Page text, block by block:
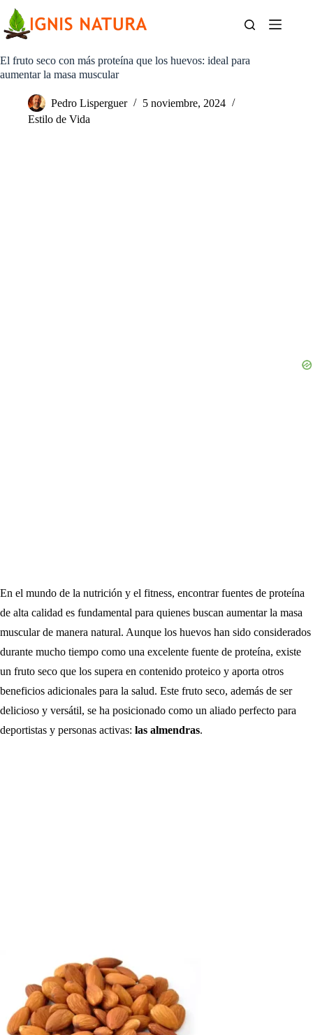
contenido
El fruto seco con más proteína que los huevos: ideal para
aumentar la masa muscular
Pedro Lisperguer
5 noviembre, 2024
Estilo de Vida
En el mundo de la nutrición y el fitness, encontrar fuentes de proteína
de alta calidad es fundamental para quienes buscan aumentar la masa
muscular de manera natural. Aunque los huevos han sido considerados
durante mucho tiempo como una excelente fuente de proteína, existe
un fruto seco que los supera en contenido proteico y aporta otros
beneficios adicionales para la salud. Este fruto seco, además de ser
delicioso y versátil, se ha posicionado como un aliado perfecto para
deportistas y personas activas: las almendras.